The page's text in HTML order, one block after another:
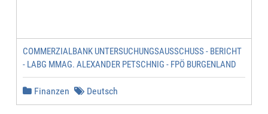
COMMERZIALBANK UNTERSUCHUNGSAUSSCHUSS - BERICHT
- LABG MMAG. ALEXANDER PETSCHNIG - FPÖ BURGENLAND
Finanzen Deutsch